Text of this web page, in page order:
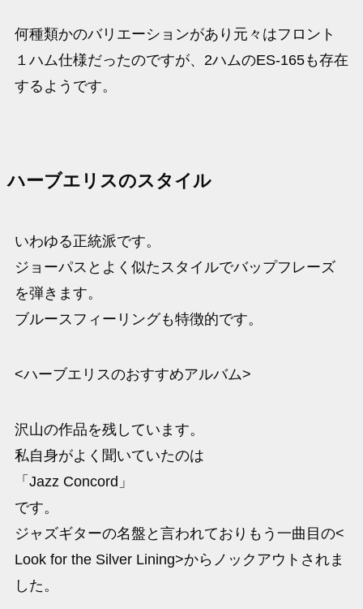
何種類かのバリエーションがあり元々はフロント
１ハム仕様だったのですが、2ハムのES-165も存在
するようです。
ハーブエリスのスタイル
いわゆる正統派です。
ジョーパスとよく似たスタイルでバップフレーズ
を弾きます。
ブルースフィーリングも特徴的です。
<ハーブエリスのおすすめアルバム>
沢山の作品を残しています。
私自身がよく聞いていたのは
「Jazz Concord」
です。
ジャズギターの名盤と言われておりもう一曲目の<
Look for the Silver Lining>からノックアウトされま
した。